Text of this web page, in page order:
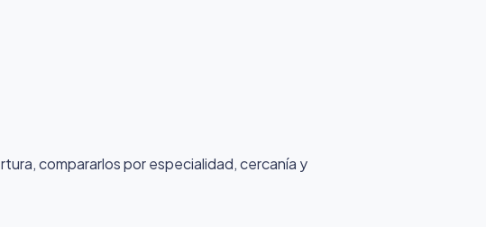
compararlos por especialidad, cercanía y